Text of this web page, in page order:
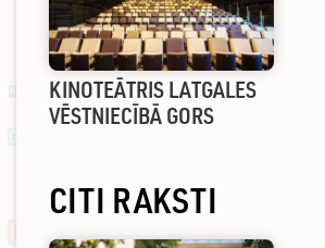
KINOTEĀTRIS LATGALES
VĒSTNIECĪBĀ GORS
CITI RAKSTI